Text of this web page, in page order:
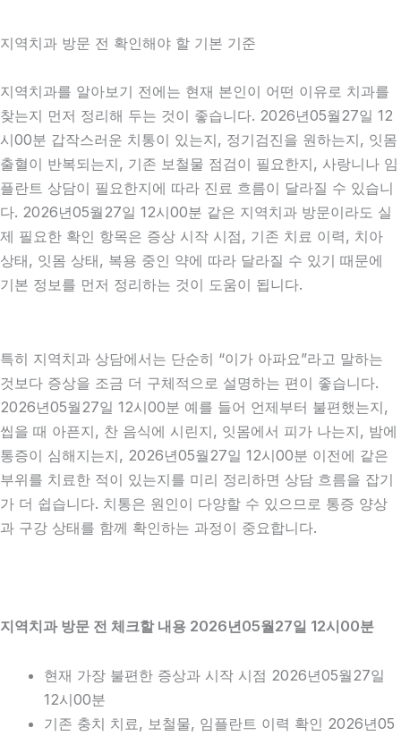
지역치과 방문 전 확인해야 할 기본 기준
지역치과를 알아보기 전에는 현재 본인이 어떤 이유로 치과를
찾는지 먼저 정리해 두는 것이 좋습니다. 2026년05월27일 12
시00분 갑작스러운 치통이 있는지, 정기검진을 원하는지, 잇몸
출혈이 반복되는지, 기존 보철물 점검이 필요한지, 사랑니나 임
플란트 상담이 필요한지에 따라 진료 흐름이 달라질 수 있습니
다. 2026년05월27일 12시00분 같은 지역치과 방문이라도 실
제 필요한 확인 항목은 증상 시작 시점, 기존 치료 이력, 치아
상태, 잇몸 상태, 복용 중인 약에 따라 달라질 수 있기 때문에
기본 정보를 먼저 정리하는 것이 도움이 됩니다.
특히 지역치과 상담에서는 단순히 “이가 아파요”라고 말하는
것보다 증상을 조금 더 구체적으로 설명하는 편이 좋습니다.
2026년05월27일 12시00분 예를 들어 언제부터 불편했는지,
씹을 때 아픈지, 찬 음식에 시린지, 잇몸에서 피가 나는지, 밤에
통증이 심해지는지, 2026년05월27일 12시00분 이전에 같은
부위를 치료한 적이 있는지를 미리 정리하면 상담 흐름을 잡기
가 더 쉽습니다. 치통은 원인이 다양할 수 있으므로 통증 양상
과 구강 상태를 함께 확인하는 과정이 중요합니다.
지역치과 방문 전 체크할 내용 2026년05월27일 12시00분
현재 가장 불편한 증상과 시작 시점 2026년05월27일
12시00분
기존 충치 치료, 보철물, 임플란트 이력 확인 2026년05